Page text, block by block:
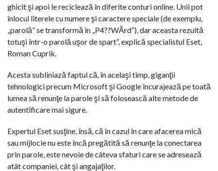
ghicit şi apoi le reciclează în diferite conturi online. Unii pot
înlocui literele cu numere şi caractere speciale (de exemplu,
„parolă” se transformă în „P4??WĂrd”), dar aceasta rezultă
totuşi într-o parolă uşor de spart”, explică specialistul Eset,
Roman Cuprik.
Acesta subliniază faptul că, în acelaşi timp, giganţii
tehnologici precum Microsoft şi Google încurajează pe toată
lumea să renunţe la parole şi să folosească alte metode de
autentificare mai sigure.
Expertul Eset susţine, însă, că în cazul în care afacerea mică
sau mijlocie nu este încă pregătită să renunţe la conectarea
prin parole, este nevoie de câteva sfaturi care se adresează
atât companiei, cât şi angajaţilor.